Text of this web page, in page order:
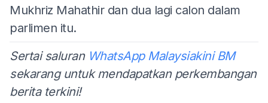
Mukhriz Mahathir dan dua lagi calon dalam
parlimen itu.
Sertai saluran WhatsApp Malaysiakini BM
sekarang untuk mendapatkan perkembangan
berita terkini!